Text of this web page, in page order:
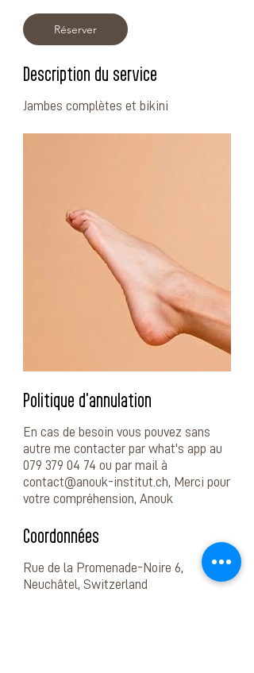
Réserver
Description du service
Jambes complètes et bikini
Politique d'annulation
En cas de besoin vous pouvez sans
autre me contacter par what's app au
079 379 04 74 ou par mail à
contact@anouk-institut.ch, Merci pour
votre compréhension, Anouk
Coordonnées
Rue de la Promenade-Noire 6,
Neuchâtel, Switzerland